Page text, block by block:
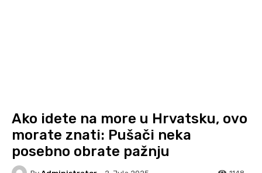
Ako idete na more u Hrvatsku, ovo
morate znati: Pušači neka
posebno obrate pažnju